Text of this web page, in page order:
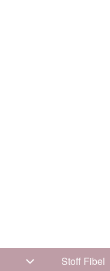
Unternavigation
Stoff Fibel